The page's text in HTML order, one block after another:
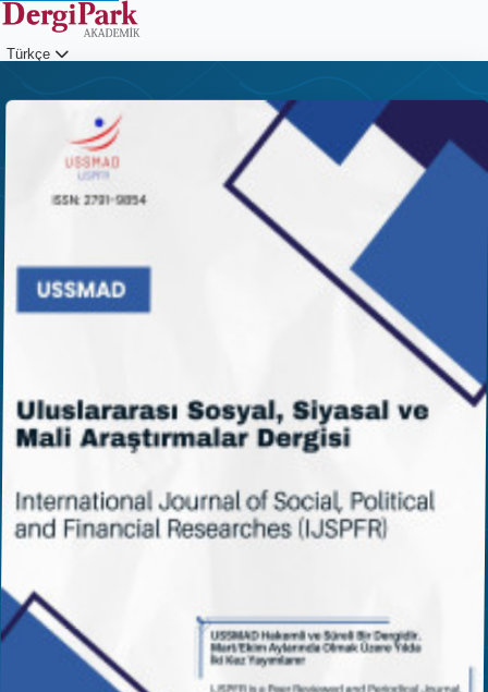
Türkçe